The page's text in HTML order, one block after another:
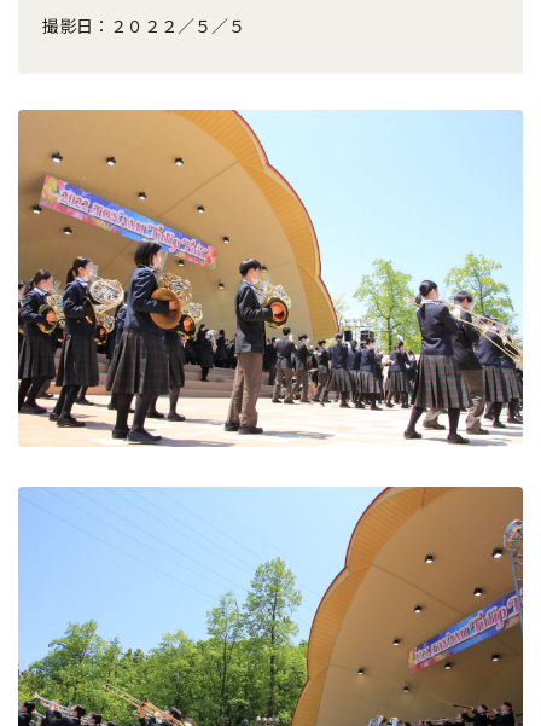
撮影日：２０２２／５／５